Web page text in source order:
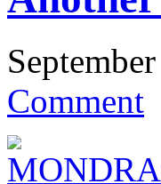
Comment